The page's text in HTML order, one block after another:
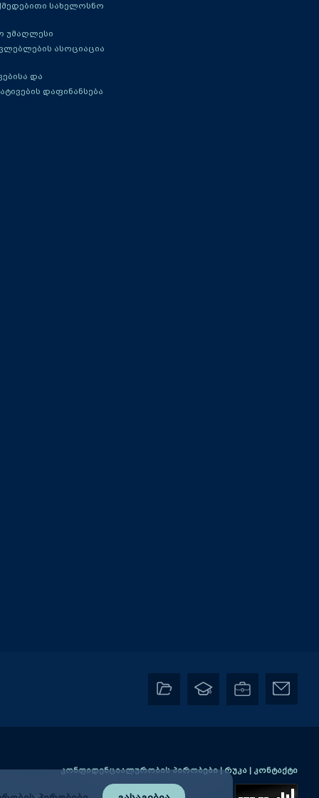
სახელოსნო
უმაღლესი
ასოციაცია
და
დაფინანსება
კონფიდენციალურობის პირობები|რუკა | კონტაქტი